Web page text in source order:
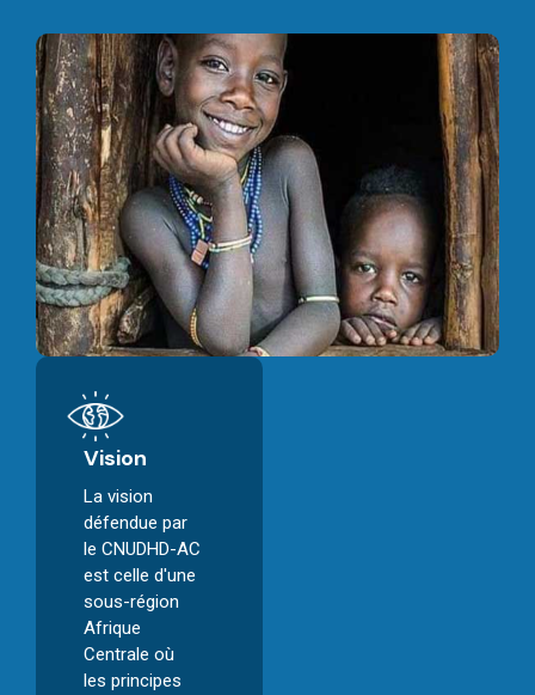
Vision
La vision
défendue par
le CNUDHD-AC
est celle d'une
sous-région
Afrique
Centrale où
les principes